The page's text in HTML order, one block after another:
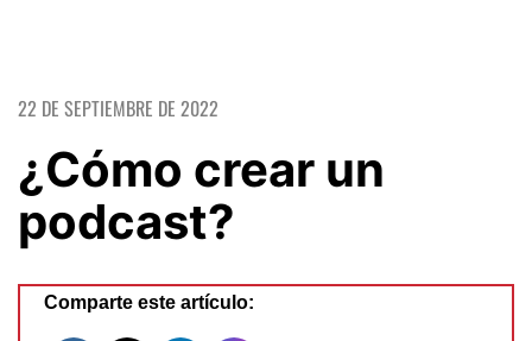
22 DE SEPTIEMBRE DE 2022
¿Cómo crear un
podcast?
Comparte este artículo: